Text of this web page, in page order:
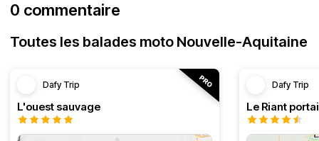
0 commentaire
Toutes les balades moto Nouvelle-Aquitaine
Dafy Trip
L'ouest sauvage
Dafy Trip
Le Riant